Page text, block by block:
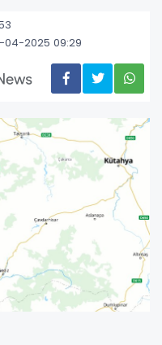
04-2025 09:29